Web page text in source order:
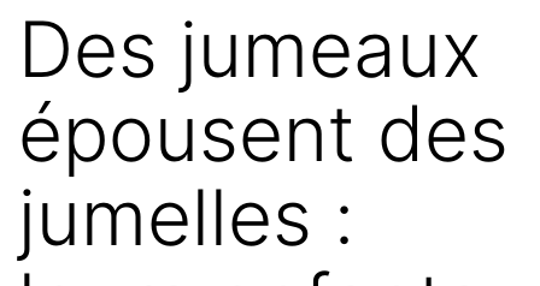
Des jumeaux
épousent des
jumelles :